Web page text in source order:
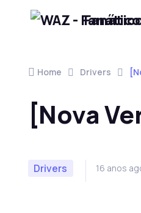
Skip to navigation
Skip to content
Home Drivers
[Nova
Drivers 16 anos